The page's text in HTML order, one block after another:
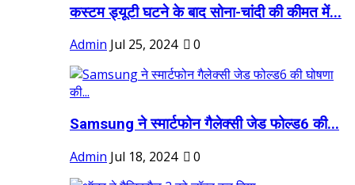
कस्टम ड्यूटी घटने के बाद सोना-चांदी की कीमत में...
Admin Jul 25, 2024 0
Samsung ने स्मार्टफोन गैलेक्सी जेड फोल्ड6 की...
Admin Jul 18, 2024 0